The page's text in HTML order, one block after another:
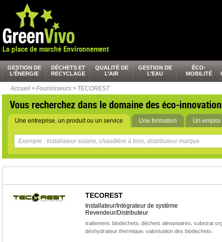
La place de marché Environnement
GESTION DE
L’ÉNERGIE
DÉCHETS ET
RECYCLAGE
QUALITÉ DE
L’AIR
GESTION DE
L’EAU
ÉCO-
MOBILITÉ
Accueil > Fournisseurs > TECOREST
Vous recherchez dans le domaine des éco-
Une entreprise, un produit ou un service Une formation Un emploi
TECOREST
Installateur/Intégrateur de système
Revendeur/Distributeur
traitement, biodéchets déchets alimantaires substrat
déshydrateur thermique, valorisation des biodechets